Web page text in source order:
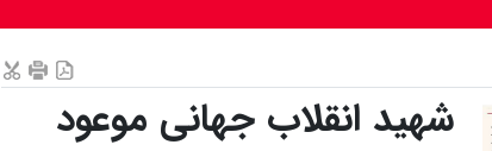
شهید انقلاب جهانی موعود